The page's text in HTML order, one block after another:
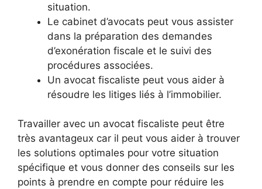
situation.
Le cabinet d’avocats peut vous assister
dans la préparation des demandes
d’exonération fiscale et le suivi des
procédures associées.
Un avocat fiscaliste peut vous aider à
résoudre les litiges liés à l’immobilier.
Travailler avec un avocat fiscaliste peut être
très avantageux car il peut vous aider à trouver
les solutions optimales pour votre situation
spécifique et vous donner des conseils sur les
points à prendre en compte pour réduire les